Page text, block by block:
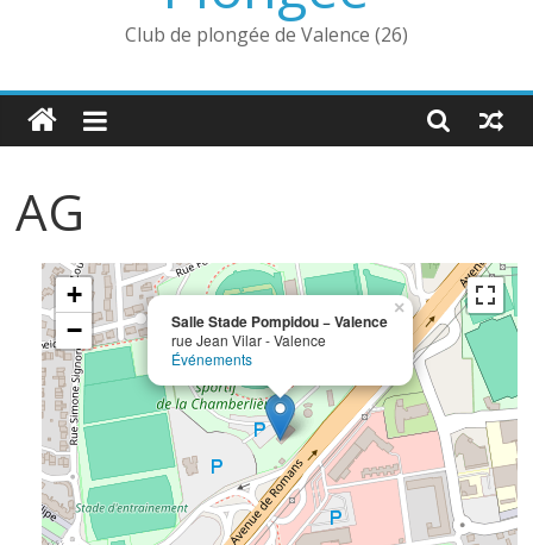
Club de plongée de Valence (26)
AG
Salle Stade Pompidou − Valence
rue Jean Vilar - Valence
Événements
×
+
−